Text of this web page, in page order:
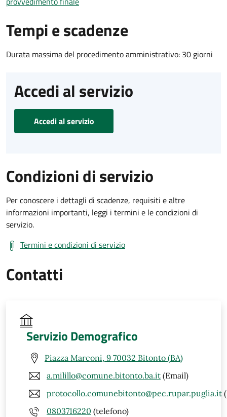
Tempi e scadenze
Durata massima del procedimento amministrativo: 30 giorni
Accedi al servizio
Accedi al servizio
Condizioni di servizio
Per conoscere i dettagli di scadenze, requisiti e altre
informazioni importanti, leggi i termini e le condizioni di
servizio.
Termini e condizioni di servizio
Contatti
Servizio Demografico
Piazza Marconi, 9 70032 Bitonto (BA)
a.milillo@comune.bitonto.ba.it (Email)
protocollo.comunebitonto@pec.rupar.puglia.it
0803716220 (telefono)